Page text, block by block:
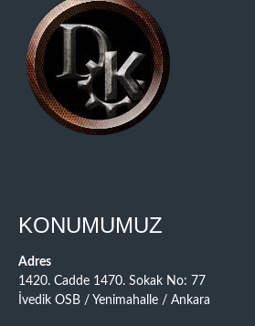
KONUMUMUZ
Adres
1420. Cadde 1470. Sokak No: 77
İvedik OSB / Yenimahalle / Ankara